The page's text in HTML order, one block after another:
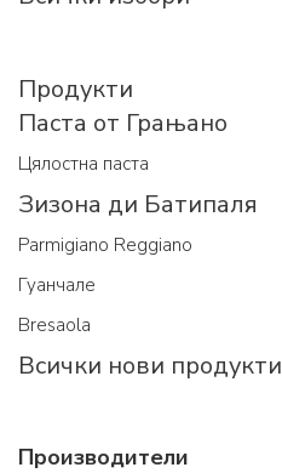
Продукти
Паста от Грањано
Цялостна паста
Зизона ди Батипаля
Parmigiano Reggiano
Гуанчале
Bresaola
Всички нови продукти
Производители